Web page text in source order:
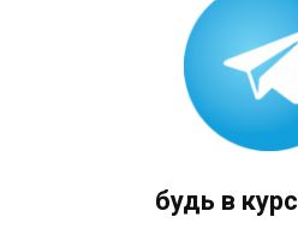
будь в